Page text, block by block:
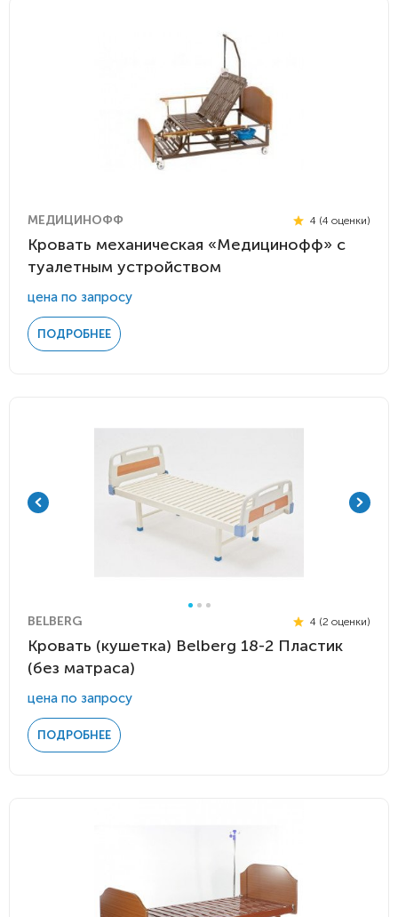
МЕДИЦИНОФФ 4 (4 оценки)
Кровать механическая «Медицинофф» с
туалетным устройством
цена по запросу
ПОДРОБНЕЕ
BELBERG 4 (2 оценки)
Кровать (кушетка) Belberg 18-2 Пластик
(без матраса)
цена по запросу
ПОДРОБНЕЕ